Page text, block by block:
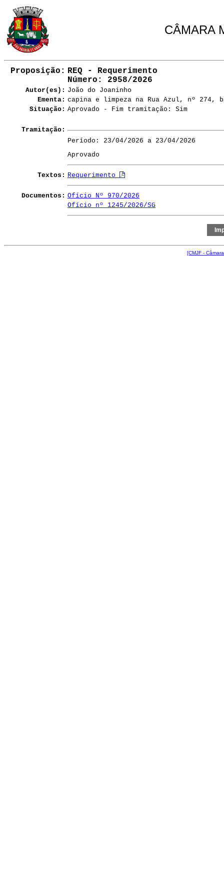
CÂMARA
Proposição: REQ - Requerimento
Número : 2958/2026
Autor(es): João do Joaninho
Ementa: capina e limpeza na Rua Azul, nº 274,
Situação: Aprovado - Fim tramitação: Sim
Tramitação:
Período: 23/04/2026 a 23/04/2026
Aprovado
Textos: Requerimento
Documentos: Ofício Nº 970/2026
Ofício nº 1245/2026/SG
[CMJF -